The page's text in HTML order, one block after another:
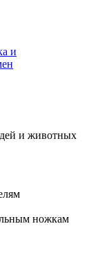
и
и животных
ножкам